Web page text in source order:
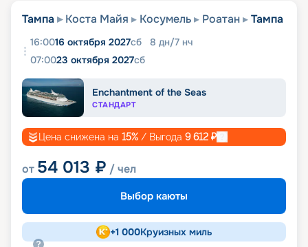
Тампа Коста Майя Косумель Роатан Тампа
16:0016 октября 2027сб 8 дн/7 нч
07:0023 октября 2027сб
Enchantment of the Seas
СТАНДАРТ
Цена снижена на 15% / Выгода 9 612 ₽
от 54 013 ₽ / чел
Выбор каюты
+1 000Круизных миль